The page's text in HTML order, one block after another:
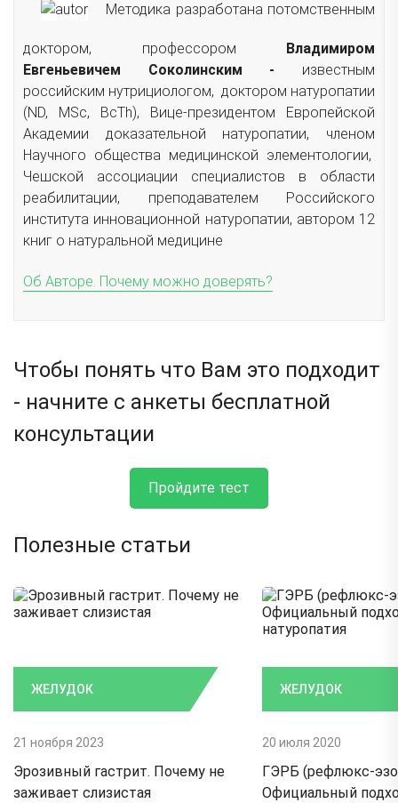
Методика разработана потомственным
доктором, профессором
Владимиром
Евгеньевичем Соколинским - известным
российским нутрициологом, доктором натуропатии
(ND, MSc, ВсTh), Вице-президентом Европейской
Академии доказательной натуропатии, членом
Научного общества медицинской элементологии,
Чешской ассоциации специалистов в области
реабилитации, преподавателем Российского
института инновационной натуропатии, автором 12
книг о натуральной медицине
Об Авторе. Почему можно доверять?
Чтобы понять что Вам это подходит
- начните с анкеты бесплатной
консультации
Пройдите тест
Полезные статьи
ЖЕЛУДОК
21 ноября 2023
Эрозивный гастрит. Почему не
заживает слизистая
ЖЕЛУДОК
20 июля 2020
ГЭРБ (рефлюкс-
Официальный